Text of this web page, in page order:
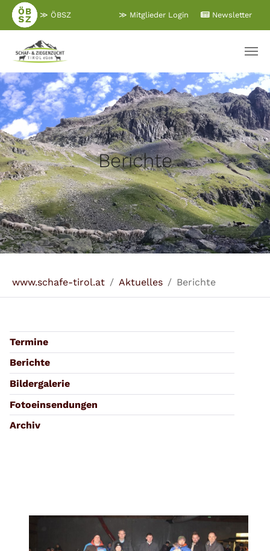
Zum
Hauptinhalt
≫ ÖBSZ Newsletter
≫ Mitglieder Login
Berichte
www.schafe-tirol.at Aktuelles Berichte
Termine
Berichte
Bildergalerie
Fotoeinsendungen
Archiv